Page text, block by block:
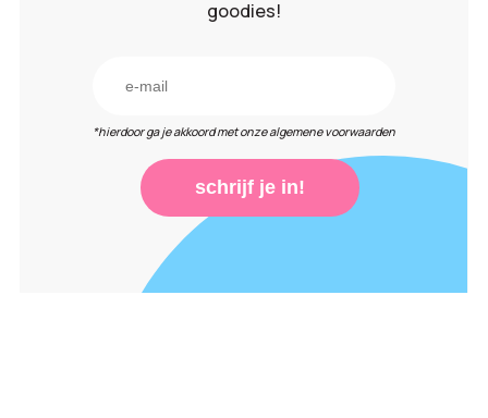
goodies!
*hierdoor ga je akkoord met onze algemene voorwaarden
schrijf je in!